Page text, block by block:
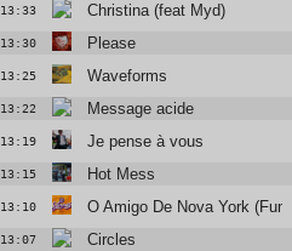
13:33 Christina (feat Myd)
13:30 Please
13:25 Waveforms
13:22 Message acide
13:19 Je pense à vous
13:15 Hot Mess
13:10 O Amigo De Nova York
13:07 Circles